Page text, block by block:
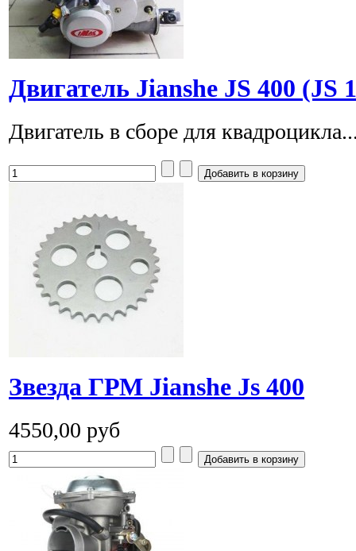
Двигатель Jianshe JS 400 (JS
Двигатель в сборе для
Звезда ГРМ Jianshe Js 400
4550,00 руб